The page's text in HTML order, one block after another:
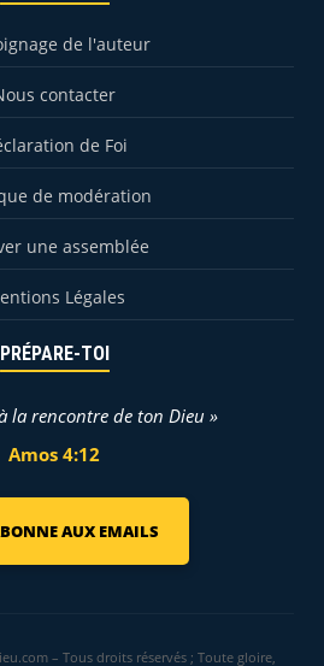
de l'auteur
contacter
de Foi
de modération
une assemblée
Légales
PRÉPARE-TOI
la rencontre de ton Dieu »
Amos 4:12
AUX EMAILS
– Tous droits réservés ; Toute gloire,